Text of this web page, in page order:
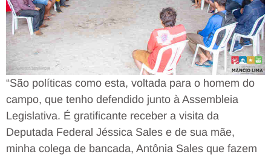
“São políticas como esta, voltada para o homem do
campo, que tenho defendido junto à Assembleia
Legislativa. É gratificante receber a visita da
Deputada Federal Jéssica Sales e de sua mãe,
minha colega de bancada, Antônia Sales que fazem